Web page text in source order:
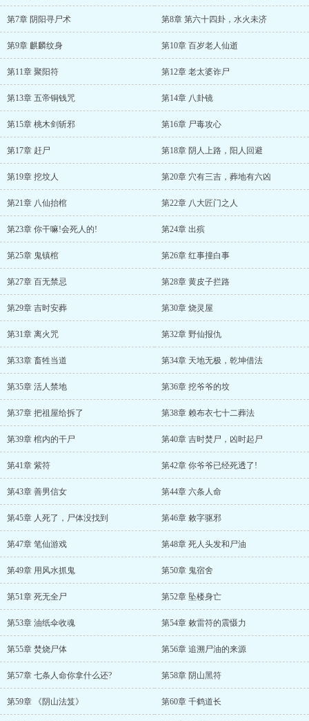
第7章 阴阳寻尸术 第8章 第六十四卦，水火未济
第9章 麒麟纹身 第10章 百岁老人仙逝
第11章 聚阳符 第12章 老太婆诈尸
第13章 五帝铜钱咒 第14章 八卦镜
第15章 桃木剑斩邪 第16章 尸毒攻心
第17章 赶尸 第18章 阴人上路，阳人回避
第19章 挖坟人 第20章 穴有三吉，葬地有六凶
第21章 八仙抬棺 第22章 八大匠门之人
第23章 你干嘛!会死人的! 第24章 出殡
第25章 鬼镇棺 第26章 红事撞白事
第27章 百无禁忌 第28章 黄皮子拦路
第29章 吉时安葬 第30章 烧灵屋
第31章 离火咒 第32章 野仙报仇
第33章 畜牲当道 第34章 天地无极，乾坤借法
第35章 活人禁地 第36章 挖爷爷的坟
第37章 把祖屋给拆了 第38章 赖布衣七十二葬法
第39章 棺内的干尸 第40章 吉时焚尸，凶时起尸
第41章 紫符 第42章 你爷爷已经死透了!
第43章 善男信女 第44章 六条人命
第45章 人死了，尸体没找到 第46章 敕字驱邪
第47章 笔仙游戏 第48章 死人头发和尸油
第49章 用风水抓鬼 第50章 鬼宿舍
第51章 死无全尸 第52章 坠楼身亡
第53章 油纸伞收魂 第54章 敕雷符的震慑力
第55章 焚烧尸体 第56章 追溯尸油的来源
第57章 七条人命你拿什么还? 第58章 阴山黑符
第59章 《阴山法笈》 第60章 千鹤道长